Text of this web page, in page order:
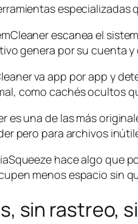
escanea el
genera por su cuenta
va app por app y
como cachés ocultos
es una de las más
pero para archivos
hace algo que
menos espacio sin
sin rastreo,